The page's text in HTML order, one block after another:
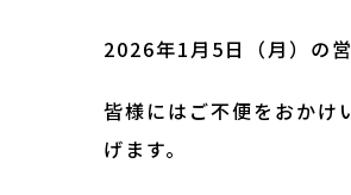
2026年1月5日（月）の
皆様にはご不便をおかけ
げます。